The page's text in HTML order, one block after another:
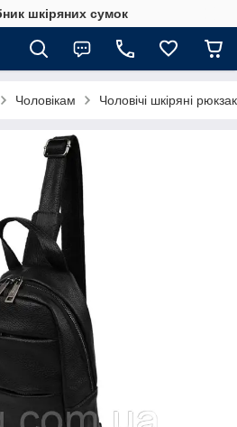
шкіряних сумок
Чоловікам Чоловічі шкіряні